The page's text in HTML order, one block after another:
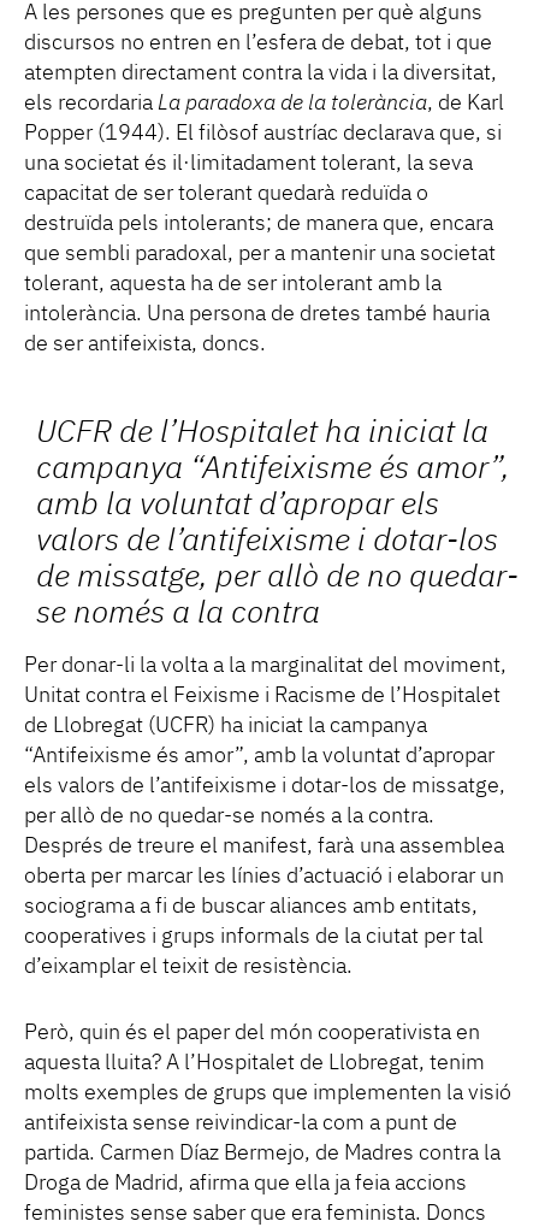
A les persones que es pregunten per què alguns
discursos no entren en l’esfera de debat, tot i que
atempten directament contra la vida i la diversitat,
els recordaria La paradoxa de la tolerància, de Karl
Popper (1944). El filòsof austríac declarava que, si
una societat és il·limitadament tolerant, la seva
capacitat de ser tolerant quedarà reduïda o
destruïda pels intolerants; de manera que, encara
que sembli paradoxal, per a mantenir una societat
tolerant, aquesta ha de ser intolerant amb la
intolerància. Una persona de dretes també hauria
de ser antifeixista, doncs.
UCFR de l’Hospitalet ha iniciat la
campanya “Antifeixisme és amor”,
amb la voluntat d’apropar els
valors de l’antifeixisme i dotar-los
de missatge, per allò de no quedar-
se només a la contra
Per donar-li la volta a la marginalitat del moviment,
Unitat contra el Feixisme i Racisme de l’Hospitalet
de Llobregat (UCFR) ha iniciat la campanya
“Antifeixisme és amor”, amb la voluntat d’apropar
els valors de l’antifeixisme i dotar-los de missatge,
per allò de no quedar-se només a la contra.
Després de treure el manifest, farà una assemblea
oberta per marcar les línies d’actuació i elaborar un
sociograma a fi de buscar aliances amb entitats,
cooperatives i grups informals de la ciutat per tal
d’eixamplar el teixit de resistència.
Però, quin és el paper del món cooperativista en
aquesta lluita? A l’Hospitalet de Llobregat, tenim
molts exemples de grups que implementen la visió
antifeixista sense reivindicar-la com a punt de
partida. Carmen Díaz Bermejo, de Madres contra la
Droga de Madrid, afirma que ella ja feia accions
feministes sense saber que era feminista. Doncs